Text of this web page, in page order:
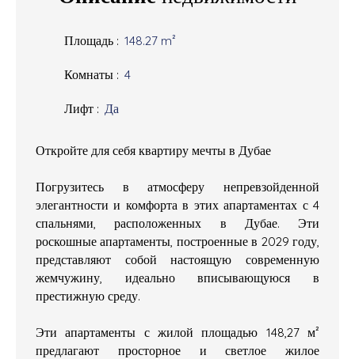
Площадь : 148.27 m²
Комнаты : 4
Лифт : Да
Откройте для себя квартиру мечты в Дубае
Погрузитесь в атмосферу непревзойденной
элегантности и комфорта в этих апартаментах с 4
спальнями, расположенных в Дубае. Эти
роскошные апартаменты, построенные в 2029 году,
представляют собой настоящую современную
жемчужину, идеально вписывающуюся в
престижную среду.
Эти апартаменты с жилой площадью 148,27 м²
предлагают просторное и светлое жилое